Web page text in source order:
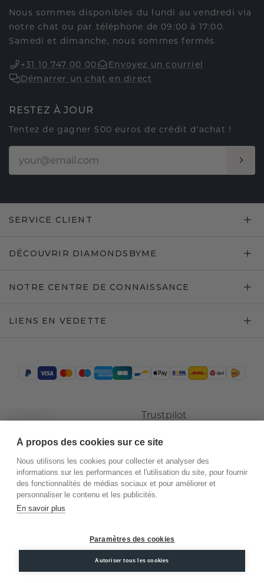
Nous sommes disponibles du lundi au vendredi via
notre chat ou par téléphone de 09:00 à 17:00.
Samedi et dimanche, nous sommes fermés.
+31 10 747 00 00
Envoyez un courriel
Démarrer un chat en direct
RESTEZ À JOUR
Tentez de gagner 500 euros de crédit d'achat !
SERVICE CLIENT
DÉCOUVRIR DIAMONDSBYME
NOTRE CENTRE DE CONNAISSANCE
LIENS EN VEDETTE
Trustpilot
.DiamondsByMe
Conditions
Confidentialité
Mentions
À propos des cookies sur ce site
Nous utilisons les cookies pour collecter et analyser des
informations sur les performances et l'utilisation du site, pour fournir
des fonctionnalités de médias sociaux et pour améliorer et
personnaliser le contenu et les publicités.
En savoir plus
Paramètres des cookies
Autoriser tous les cookies